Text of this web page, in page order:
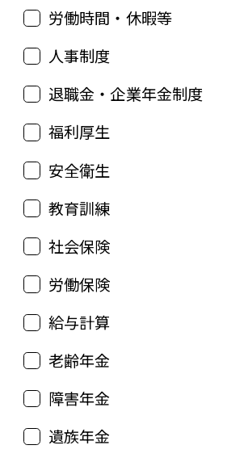
労働時間・休暇等
人事制度
退職金・企業年金制度
福利厚生
安全衛生
教育訓練
社会保険
労働保険
給与計算
老齢年金
障害年金
遺族年金